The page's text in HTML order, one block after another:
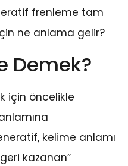
frenleme tam
ne anlama gelir?
Demek?
için öncelikle
kelime anlamı
kazanan”